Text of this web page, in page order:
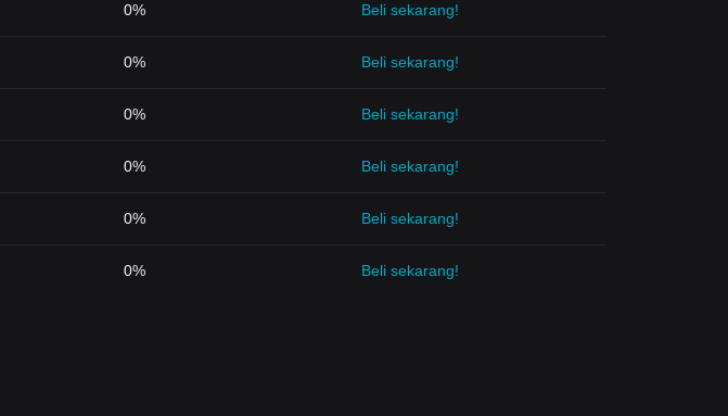
0% Beli sekarang!
0% Beli sekarang!
0% Beli sekarang!
0% Beli sekarang!
0% Beli sekarang!
0% Beli sekarang!